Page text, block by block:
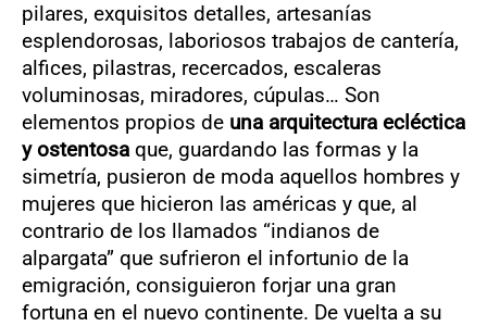
pilares, exquisitos detalles, artesanías
esplendorosas, laboriosos trabajos de cantería,
alfices, pilastras, recercados, escaleras
voluminosas, miradores, cúpulas… Son
elementos propios de una arquitectura ecléctica
y ostentosa que, guardando las formas y la
simetría, pusieron de moda aquellos hombres y
mujeres que hicieron las américas y que, al
contrario de los llamados “indianos de
alpargata” que sufrieron el infortunio de la
emigración, consiguieron forjar una gran
fortuna en el nuevo continente. De vuelta a su